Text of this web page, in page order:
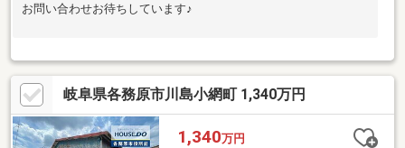
お問い合わせお待ちしています♪
岐阜県各務原市川島小網町 1,340万円
1,340万円